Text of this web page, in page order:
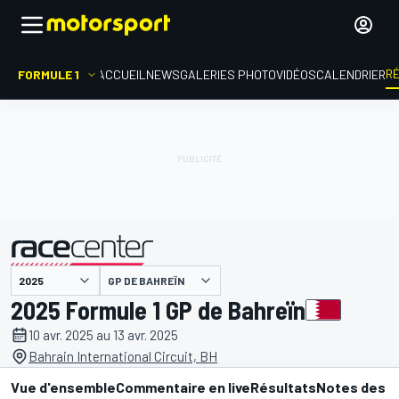
FORMULE 1 ACCUEIL NEWSGALERIES PHOTOVIDÉOSCALENDRIER
présenté par GP DE BAHREÏN
2025 Formule 1 GP de Bahreïn
10 avr. 2025 au 13 avr. 2025
Bahrain International Circuit, BH
Vue d'ensembleCommentaire en liveRésultatsNotes des